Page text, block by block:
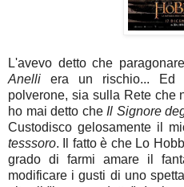
L'avevo detto che paragonare
Anelli era un rischio... Ed
polverone, sia sulla Rete che
ho mai detto che Il Signore
Custodisco gelosamente il
tesssoro. Il fatto è che Lo
grado di farmi amare il
modificare i gusti di uno